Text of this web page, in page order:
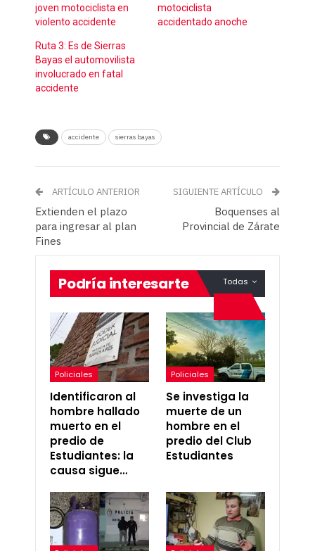
joven motociclista en
violento accidente
motociclista
accidentado anoche
Ruta 3: Es de Sierras
Bayas el automovilista
involucrado en fatal
accidente
accidente sierras bayas
ARTÍCULO ANTERIOR
Extienden el plazo
para ingresar al plan
Fines
SIGUIENTE ARTÍCULO
Boquenses al
Provincial de Zárate
Todas
Podría interesarte
Policiales
Identificaron al
hombre hallado
muerto en el
predio de
Estudiantes: la
causa sigue…
Policiales
Se investiga la
muerte de un
hombre en el
predio del Club
Estudiantes